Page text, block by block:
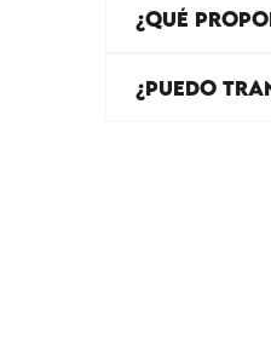
¿QUÉ
¿PUEDO